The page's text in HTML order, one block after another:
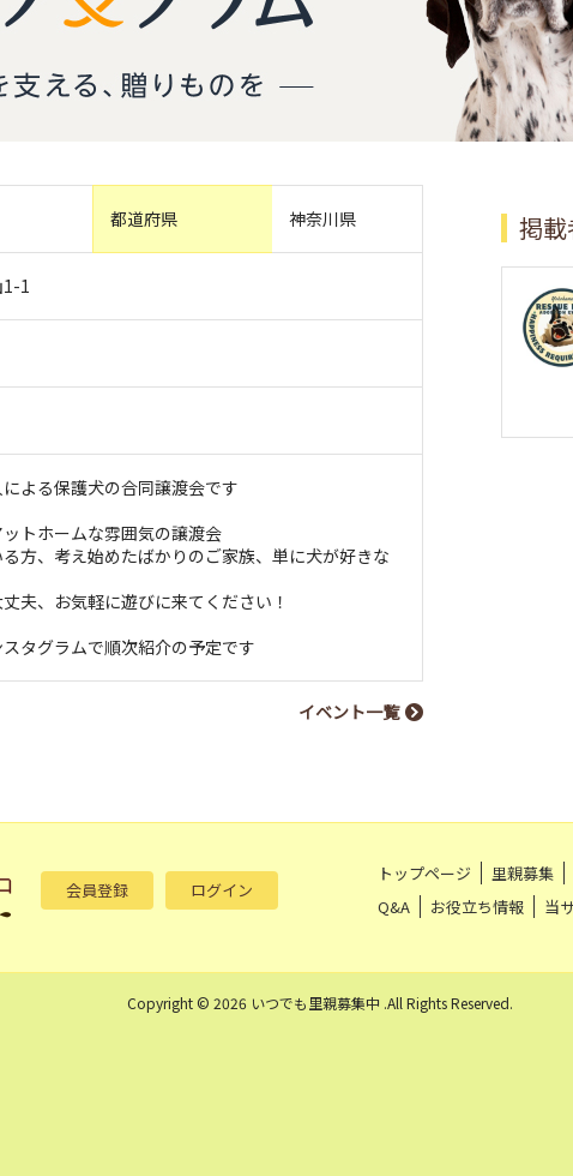
都道府県 神奈川県
1-1
よる保護犬の合同譲渡会です
トホームな雰囲気の譲渡会
方、考え始めたばかりのご家族、単に犬が好きな
夫、お気軽に遊びに来てください！
タグラムで順次紹介の予定です
イベント一覧
掲載
会員登録 ログイン
トップページ 里親募集
Q&A
お役立ち情報 当
Copyright © 2026 いつでも里親募集中 .All Rights Reserved.